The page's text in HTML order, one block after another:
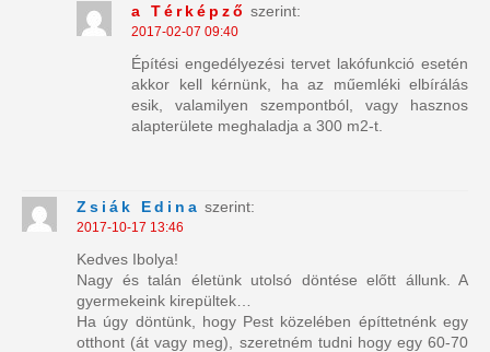
a Térképző szerint:
2017-02-07 09:40
Építési engedélyezési tervet lakófunkció esetén
akkor kell kérnünk, ha az műemléki elbírálás
esik, valamilyen szempontból, vagy hasznos
alapterülete meghaladja a 300 m2-t.
Zsiák Edina szerint:
2017-10-17 13:46
Kedves Ibolya!
Nagy és talán életünk utolsó döntése előtt állunk. A
gyermekeink kirepültek…
Ha úgy döntünk, hogy Pest közelében építtetnénk egy
otthont (át vagy meg), szeretném tudni hogy egy 60-70